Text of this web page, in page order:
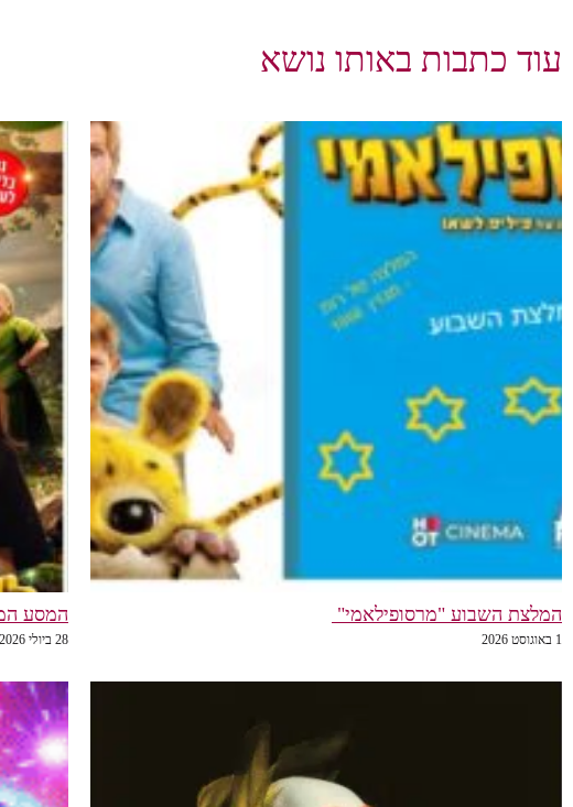
עוד כתבות באותו נושא
המלצת השבוע "מרסופילאמי"
1 באוגוסט 2026
המסע
28 ביולי 2026